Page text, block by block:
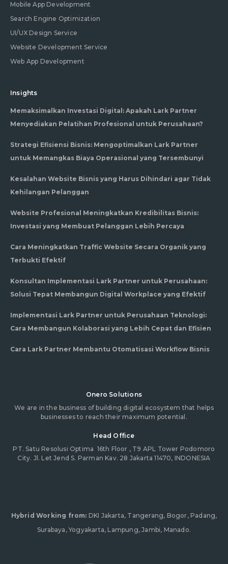
Mobile App Development
Search Engine Optimization
UI/UX Design Service
Website Development Service
Web App Development
Insights
Memaksimalkan Investasi Digital: Apakah Lark Partner
Menyediakan Pelatihan Profesional untuk Perusahaan?
Strategi Efisiensi Bisnis: Mengoptimalkan Lark Partner
untuk Memangkas Biaya Operasional yang Tersembunyi
Kesalahan Website Bisnis yang Harus Dihindari agar Tidak
Kehilangan Pelanggan
Website Profesional Meningkatkan Kredibilitas Bisnis:
Investasi yang Membuat Pelanggan Lebih Percaya
Cara Meningkatkan Traffic Website Secara Organik yang
Terbukti Efektif
Konsultan Implementasi Lark Partner untuk Perusahaan:
Solusi Tepat Membangun Digital Workplace yang Efektif
Implementasi Lark Partner untuk Perusahaan Teknologi:
Cara Membangun Kolaborasi yang Lebih Cepat dan Efisien
Cara Lark Partner Membantu Otomatisasi Workflow Bisnis
Onero Solutions
We are in the business of building digital ecosystem that helps
businesses to reach their maximum potential.
Head Office
PT. Satu Resolusi Optima 16th Floor , T9 APL Tower Podomoro
City. Jl. Let Jend S. Parman Kav. 28 Jakarta 11470, INDONESIA
Hybrid Working from: DKI Jakarta, Tangerang, Bogor, Padang,
Surabaya, Yogyakarta, Lampung, Jambi, Manado.